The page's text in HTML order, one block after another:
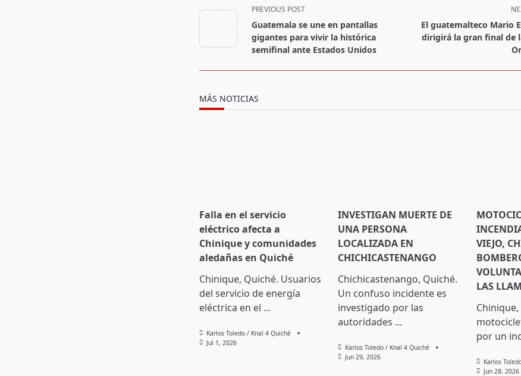
<span
class="nav-
subtitle
screen-
PREVIOUS POST
Guatemala se une en pantallas
gigantes para vivir la histórica
semifinal ante Estados Unidos
El guatemalteco Mario
dirigirá la gran final de
MÁS NOTICIAS
Falla en el servicio
eléctrico afecta a
Chinique y comunidades
aledañas en Quiché
Chinique, Quiché. Usuarios
del servicio de energía
eléctrica en el ...
Karlos Toledo / Knal 4 Quiché
Jul 1, 2026
INVESTIGAN MUERTE DE
UNA PERSONA
LOCALIZADA EN
CHICHICASTENANGO
Chichicastenango, Quiché.
Un confuso incidente es
investigado por las
autoridades ...
Karlos Toledo / Knal 4 Quiché
Jun 29, 2026
VIEJO,
LAS
por un
Karlos
Jun 28, 2026